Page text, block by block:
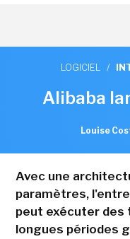
LOGICIEL /
Alibaba
Louise
Avec une
paramètres,
peut exécuter des
longues périodes